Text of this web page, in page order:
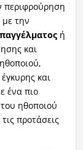
περιφρούρηση
την
ή
και
και
ένα πιο
ηθοποιού
προτάσεις